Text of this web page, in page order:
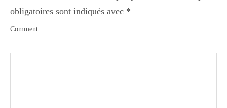
obligatoires sont indiqués avec *
Comment